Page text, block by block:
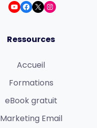
Ressources
Accueil
Formations
eBook gratuit
Marketing Email